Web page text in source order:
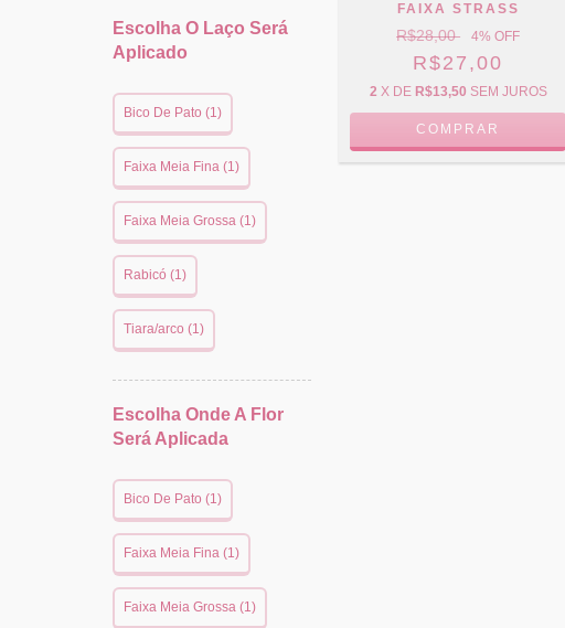
Escolha O Laço Será
Aplicado
Bico De Pato (1)
Faixa Meia Fina (1)
Faixa Meia Grossa (1)
Rabicó (1)
Tiara/arco (1)
Escolha Onde A Flor
Será Aplicada
Bico De Pato (1)
Faixa Meia Fina (1)
Faixa Meia Grossa (1)
FAIXA STRASS
R$28,00 4% OFF
R$27,00
2 X DE R$13,50 SEM JUROS
COMPRAR